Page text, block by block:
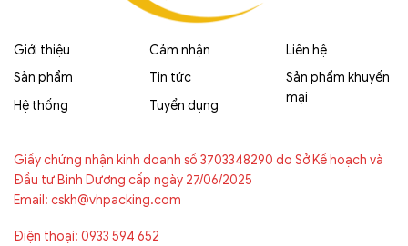
Giới thiệu
Sản phẩm
Hệ thống
Cảm nhận
Tin tức
Tuyển dụng
Liên hệ
Sản phẩm khuyến
mại
Giấy chứng nhận kinh doanh số 3703348290 do Sở Kế hoạch và
Đầu tư Bình Dương cấp ngày 27/06/2025
Email: cskh@vhpacking.com
Điện thoại: 0933 594 652